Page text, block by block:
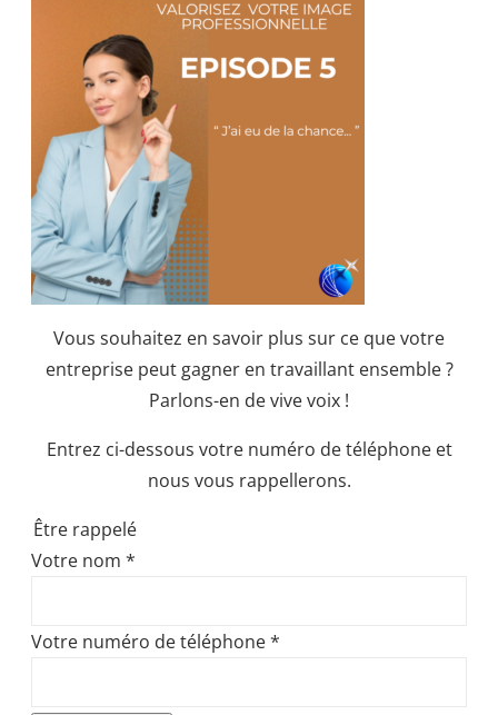
Vous souhaitez en savoir plus sur ce que votre
entreprise peut gagner en travaillant ensemble ?
Parlons-en de vive voix !
Entrez ci-dessous votre numéro de téléphone et
nous vous rappellerons.
Être rappelé
Votre nom *
Votre numéro de téléphone*